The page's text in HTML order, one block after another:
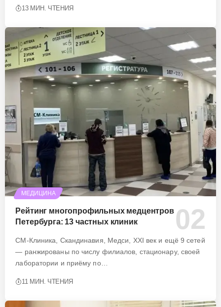
13 МИН. ЧТЕНИЯ
МЕДИЦИНА
Рейтинг многопрофильных медцентров
Петербурга: 13 частных клиник
СМ-Клиника, Скандинавия, Медси, XXI век и ещё 9 сетей
— ранжированы по числу филиалов, стационару, своей
лаборатории и приёму по…
11 МИН. ЧТЕНИЯ